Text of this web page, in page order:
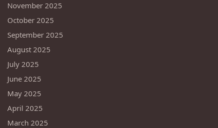
November 2025
October 2025
September 2025
August 2025
July 2025
June 2025
May 2025
April 2025
March 2025